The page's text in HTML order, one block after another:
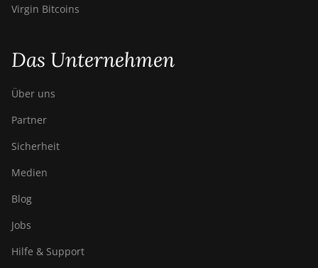
Virgin Bitcoins
Das Unternehmen
Über uns
Partner
Sicherheit
Medien
Blog
Jobs
Hilfe & Support